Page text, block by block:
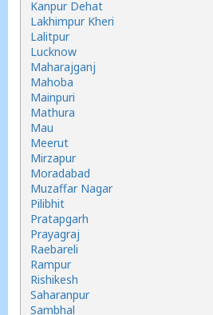
Kanpur Dehat
Lakhimpur Kheri
Lalitpur
Lucknow
Maharajganj
Mahoba
Mainpuri
Mathura
Mau
Meerut
Mirzapur
Moradabad
Muzaffar Nagar
Pilibhit
Pratapgarh
Prayagraj
Raebareli
Rampur
Rishikesh
Saharanpur
Sambhal